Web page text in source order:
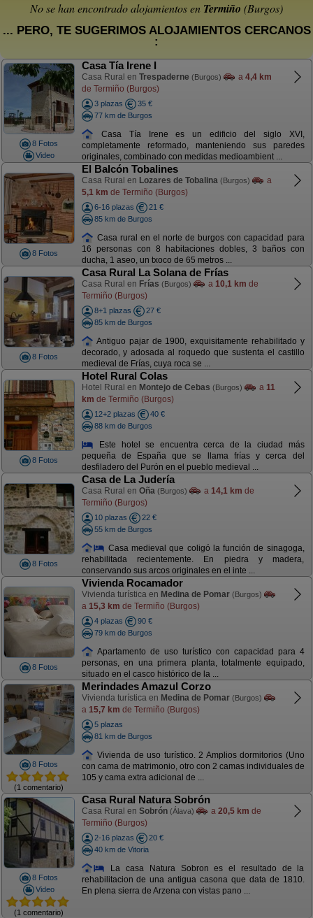
No se han encontrado alojamientos en Termiño (Burgos)
... PERO, TE SUGERIMOS ALOJAMIENTOS CERCANOS
:
8 Fotos
Video
Casa Tía Irene I
Casa Rural en Trespaderne (Burgos) a 4,4 km
de Termiño (Burgos)
3 plazas
35 €
77 km de Burgos
Casa Tía Irene es un edificio del siglo XVI,
completamente reformado, manteniendo sus paredes
originales, combinado con medidas medioambient ...
8 Fotos
El Balcón Tobalines
Casa Rural en Lozares de Tobalina (Burgos)
a
5,1 km de Termiño (Burgos)
6-16 plazas
21 €
85 km de Burgos
Casa rural en el norte de burgos con capacidad para
16 personas con 8 habitaciones dobles, 3 baños con
ducha, 1 aseo, un txoco de 65 metros ...
8 Fotos
Casa Rural La Solana de Frías
Casa Rural en Frías (Burgos) a 10,1 km de
Termiño (Burgos)
8+1 plazas
27 €
85 km de Burgos
Antiguo pajar de 1900, exquisitamente rehabilitado y
decorado, y adosada al roquedo que sustenta el castillo
medieval de Frías, cuya roca se ...
8 Fotos
Hotel Rural Colas
Hotel Rural en Montejo de Cebas (Burgos) a 11
km de Termiño (Burgos)
12+2 plazas
40 €
88 km de Burgos
Este hotel se encuentra cerca de la ciudad más
pequeña de España que se llama frías y cerca del
desfiladero del Purón en el pueblo medieval ...
8 Fotos
Casa de La Judería
Casa Rural en Oña (Burgos) a 14,1 km de
Termiño (Burgos)
10 plazas
22 €
55 km de Burgos
Casa medieval que coligó la función de sinagoga,
rehabilitada recientemente. En piedra y madera,
conservando sus arcos originales en el inte ...
8 Fotos
Vivienda Rocamador
Vivienda turística en Medina de Pomar (Burgos)
a 15,3 km de Termiño (Burgos)
4 plazas
90 €
79 km de Burgos
Apartamento de uso turístico con capacidad para 4
personas, en una primera planta, totalmente equipado,
situado en el casco histórico de la ...
8 Fotos
(1 comentario)
Merindades Amazul Corzo
Vivienda turística en Medina de Pomar (Burgos)
a 15,7 km de Termiño (Burgos)
5 plazas
81 km de Burgos
Vivienda de uso turístico. 2 Amplios dormitorios (Uno
con cama de matrimonio, otro con 2 camas individuales de
105 y cama extra adicional de ...
8 Fotos
Video
(1 comentario)
Casa Rural Natura Sobrón
Casa Rural en Sobrón (Álava) a 20,5 km de
Termiño (Burgos)
2-16 plazas
20 €
40 km de Vitoria
La casa Natura Sobron es el resultado de la
rehabilitacion de una antigua casona que data de 1810.
En plena sierra de Arzena con vistas pano ...